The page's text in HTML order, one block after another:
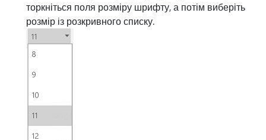
торкніться поля розміру шрифту, а потім виберіть
розмір із розкривного списку.